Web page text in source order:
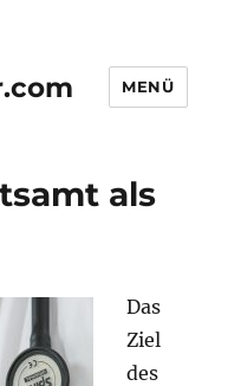
MENÜ
als
Das
Ziel
des